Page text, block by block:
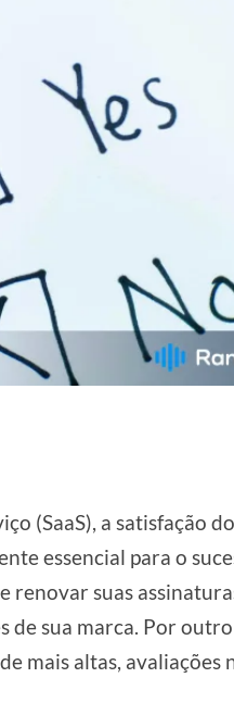
(SaaS), a satisfação
essencial para o
suas
de sua marca. Por
mais altas, avaliações